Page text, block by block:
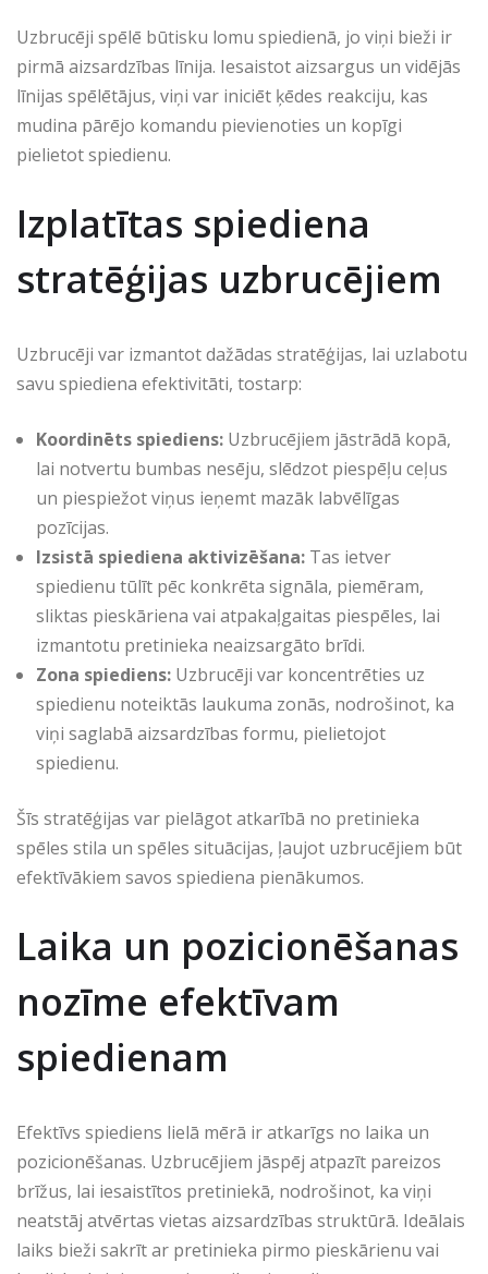
Uzbrucēji spēlē būtisku lomu spiedienā, jo viņi bieži ir
pirmā aizsardzības līnija. Iesaistot aizsargus un vidējās
līnijas spēlētājus, viņi var iniciēt ķēdes reakciju, kas
mudina pārējo komandu pievienoties un kopīgi
pielietot spiedienu.
Izplatītas spiediena
stratēģijas uzbrucējiem
Uzbrucēji var izmantot dažādas stratēģijas, lai uzlabotu
savu spiediena efektivitāti, tostarp:
Koordinēts spiediens: Uzbrucējiem jāstrādā kopā,
lai notvertu bumbas nesēju, slēdzot piespēļu ceļus
un piespiežot viņus ieņemt mazāk labvēlīgas
pozīcijas.
Izsistā spiediena aktivizēšana: Tas ietver
spiedienu tūlīt pēc konkrēta signāla, piemēram,
sliktas pieskāriena vai atpakaļgaitas piespēles, lai
izmantotu pretinieka neaizsargāto brīdi.
Zona spiediens: Uzbrucēji var koncentrēties uz
spiedienu noteiktās laukuma zonās, nodrošinot, ka
viņi saglabā aizsardzības formu, pielietojot
spiedienu.
Šīs stratēģijas var pielāgot atkarībā no pretinieka
spēles stila un spēles situācijas, ļaujot uzbrucējiem būt
efektīvākiem savos spiediena pienākumos.
Laika un pozicionēšanas
nozīme efektīvam
spiedienam
Efektīvs spiediens lielā mērā ir atkarīgs no laika un
pozicionēšanas. Uzbrucējiem jāspēj atpazīt pareizos
brīžus, lai iesaistītos pretiniekā, nodrošinot, ka viņi
neatstāj atvērtas vietas aizsardzības struktūrā. Ideālais
laiks bieži sakrīt ar pretinieka pirmo pieskārienu vai